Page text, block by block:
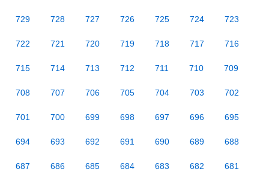
729 728 727 726 725 724 723
722 721 720 719 718 717 716
715 714 713 712 711 710 709
708 707 706 705 704 703 702
701 700 699 698 697 696 695
694 693 692 691 690 689 688
687 686 685 684 683 682 681